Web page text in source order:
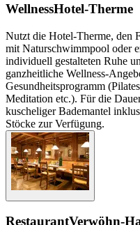
WellnessHotel-Therme
Nutzt die Hotel-Therme, den
mit Naturschwimmpool oder
individuell gestalteten Ruhe
ganzheitliche Wellness-
Gesundheitsprogramm
Meditation etc.). Für die
kuscheliger Bademantel
Stöcke zur Verfügung.
RestaurantVerwöhn-